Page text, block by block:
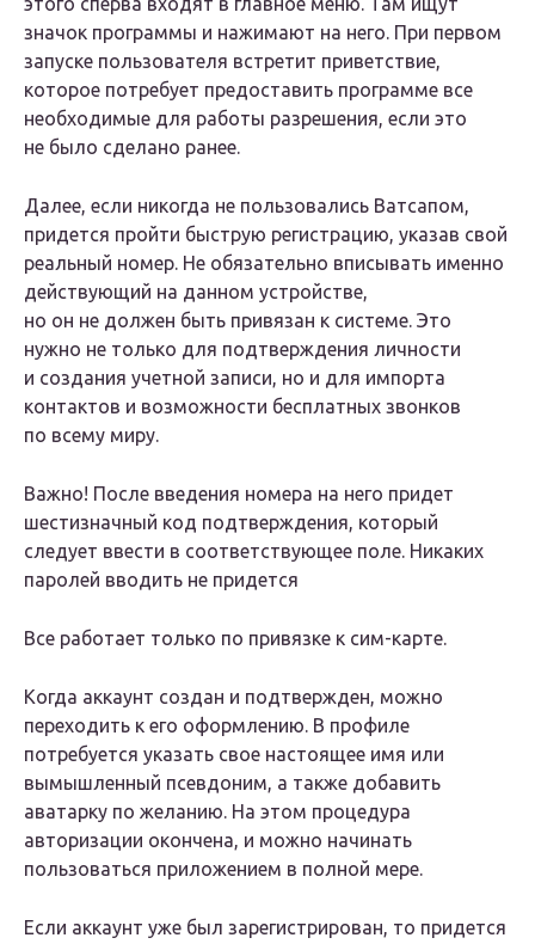
значок программы и нажимают на него. При первом
запуске пользователя встретит приветствие,
которое потребует предоставить программе все
необходимые для работы разрешения, если это
не было сделано ранее.
Далее, если никогда не пользовались Ватсапом,
придется пройти быструю регистрацию, указав свой
реальный номер. Не обязательно вписывать именно
действующий на данном устройстве,
но он не должен быть привязан к системе. Это
нужно не только для подтверждения личности
и создания учетной записи, но и для импорта
контактов и возможности бесплатных звонков
по всему миру.
Важно! После введения номера на него придет
шестизначный код подтверждения, который
следует ввести в соответствующее поле. Никаких
паролей вводить не придется
Все работает только по привязке к сим-карте.
Когда аккаунт создан и подтвержден, можно
переходить к его оформлению. В профиле
потребуется указать свое настоящее имя или
вымышленный псевдоним, а также добавить
аватарку по желанию. На этом процедура
авторизации окончена, и можно начинать
пользоваться приложением в полной мере.
Если аккаунт уже был зарегистрирован, то придется